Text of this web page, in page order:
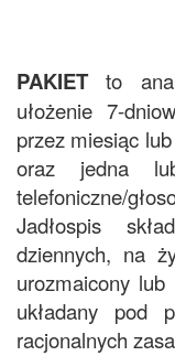
PAKIETto
ułożenie 7-
przez miesiąc
oraz jedna
telefoniczne/
Jadłospis
dziennych, na
urozmaicony lub
układany pod
racjonalnych